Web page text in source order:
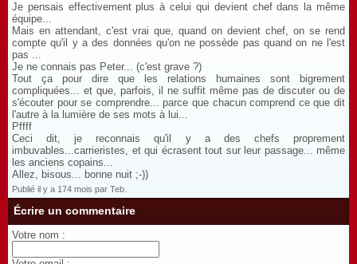
Je pensais effectivement plus à celui qui devient chef dans la même
équipe...
Mais en attendant, c'est vrai que, quand on devient chef, on se rend
compte qu'il y a des données qu'on ne possède pas quand on ne l'est
pas ...
Je ne connais pas Peter... (c'est grave ?)
Tout ça pour dire que les relations humaines sont bigrement
compliquées... et que, parfois, il ne suffit même pas de discuter ou de
s'écouter pour se comprendre... parce que chacun comprend ce que dit
l'autre à la lumière de ses mots à lui...
Pffff
Ceci dit, je reconnais qu'il y a des chefs proprement
imbuvables...carrieristes, et qui écrasent tout sur leur passage... même
les anciens copains...
Allez, bisous... bonne nuit ;-))
Publié il y a 174 mois par Teb.
Écrire un commentaire
Votre nom :